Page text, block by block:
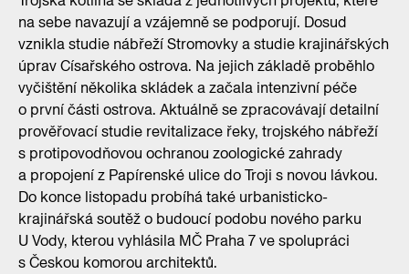
na sebe navazují a vzájemně se podporují. Dosud
vznikla studie nábřeží Stromovky a studie krajinářských
úprav Císařského ostrova. Na jejich základě proběhlo
vyčištění několika skládek a začala intenzivní péče
o první části ostrova. Aktuálně se zpracovávají detailní
prověřovací studie revitalizace řeky, trojského nábřeží
s protipovodňovou ochranou zoologické zahrady
a propojení z Papírenské ulice do Troji s novou lávkou.
Do konce listopadu probíhá také urbanisticko-
krajinářská soutěž o budoucí podobu nového parku
U Vody, kterou vyhlásila MČ Praha 7 ve spolupráci
s Českou komorou architektů.